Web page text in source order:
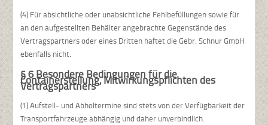
(4) Für absichtliche oder unabsichtliche Fehlbefüllungen sowie für
an den aufgestellten Behälter angebrachte Gegenstände des
Vertragspartners oder eines Dritten haftet die Gebr. Schnur GmbH
ebenfalls nicht.
§ 6 Besondere Bedingungen für die
Containerstellung, Mitwirkungspflichten des
Vertragspartners
(1) Aufstell- und Abholtermine sind stets von der Verfügbarkeit der
Transportfahrzeuge abhängig und daher unverbindlich.